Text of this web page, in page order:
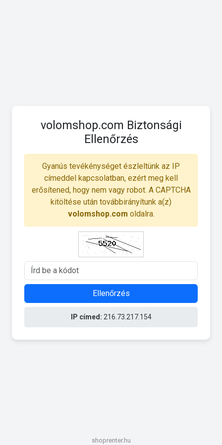
volomshop.com Biztonsági
Ellenőrzés
Gyanús tevékénységet észleltünk az IP
címeddel kapcsolatban, ezért meg kell
erősítened, hogy nem vagy robot. A CAPTCHA
kitöltése után továbbirányítunk a(z)
volomshop.com oldalra.
Ellenőrzés
IP címed: 216.73.217.154
shoprenter.hu